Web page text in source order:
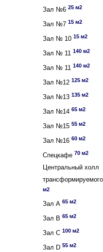
Зал №6 25 м2
Зал №7 15 м2
Зал № 10 15 м2
Зал № 11 140 м2
Зал № 11 140 м2
Зал №12 125 м2
Зал №13 135 м2
Зал №14 65 м2
Зал №15 55 м2
Зал №16 60 м2
Спецкафе 70 м2
Центральный холл
м2
Зал А 65 м2
Зал В 65 м2
Зал С 100 м2
Зал D 55 м2